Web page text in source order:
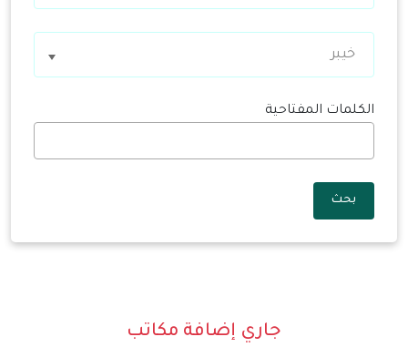
خيبر
الكلمات المفتاحية
بحث
جاري إضافة مكاتب